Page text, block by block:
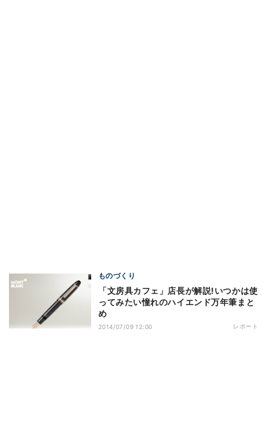
ものづくり
「文房具カフェ」店長が解説!いつかは使
ってみたい憧れのハイエンド万年筆まと
め
2014/07/09 12:00 レポート